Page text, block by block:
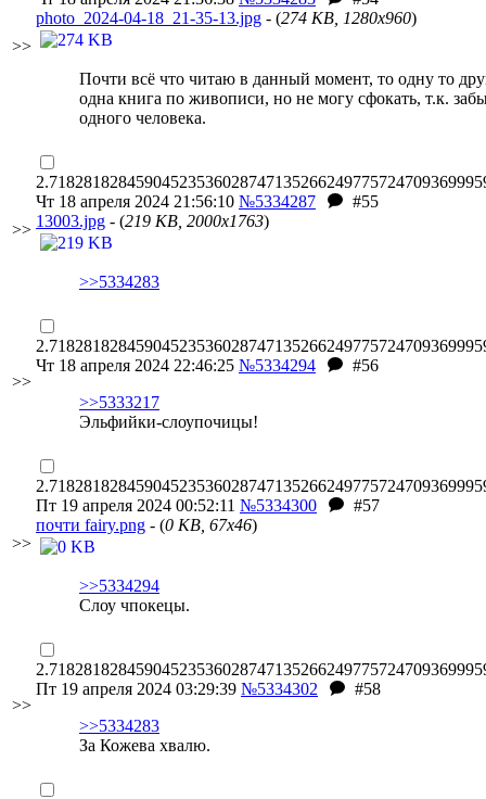
>>
photo_2024-04-18_21-35-13.jpg - (274 KB, 1280x960)
Почти всё что читаю в данный момент, то одну то
одна книга по живописи, но не могу сфокать, т.к.
одного человека.
>>
Чт 18 апреля 2024 21:56:10 №5334287
#55
13003.jpg - (219 KB, 2000x1763)
>>5334283
>>
Чт 18 апреля 2024 22:46:25 №5334294
#56
>>5333217
Эльфийки-слоупочицы!
>>
Пт 19 апреля 2024 00:52:11 №5334300
#57
почти fairy.png - (0 KB, 67x46)
>>5334294
Слоу чпокецы.
>>
Пт 19 апреля 2024 03:29:39 №5334302
#58
>>5334283
За Кожева хвалю.